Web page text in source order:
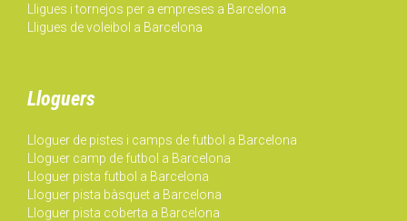
Lligues i tornejos per a empreses a Barcelona
Lligues de voleibol a Barcelona
Lloguers
Lloguer de pistes i camps de futbol a Barcelona
Lloguer camp de futbol a Barcelona
Lloguer pista futbol a Barcelona
Lloguer pista bàsquet a Barcelona
Lloguer pista coberta a Barcelona